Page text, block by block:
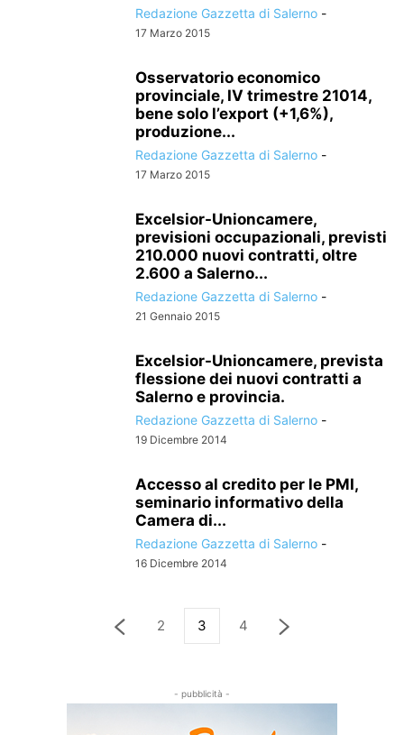
Redazione Gazzetta di Salerno -
17 Marzo 2015
Osservatorio economico
provinciale, IV trimestre 21014,
bene solo l’export (+1,6%),
produzione...
Redazione Gazzetta di Salerno -
17 Marzo 2015
Excelsior-Unioncamere,
previsioni occupazionali, previsti
210.000 nuovi contratti, oltre
2.600 a Salerno...
Redazione Gazzetta di Salerno -
21 Gennaio 2015
Excelsior-Unioncamere, prevista
flessione dei nuovi contratti a
Salerno e provincia.
Redazione Gazzetta di Salerno -
19 Dicembre 2014
Accesso al credito per le PMI,
seminario informativo della
Camera di...
Redazione Gazzetta di Salerno -
16 Dicembre 2014
2 3 4
- pubblicità -